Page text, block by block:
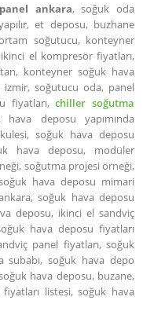
ankara, soğuk oda
et deposu, buzhane
soğutucu, konteyner
el kompresör fiyatları,
konteyner soğuk hava
soğutucu oda, panel
fiyatları,chiller soğutma
deposu yapımında
soğuk hava deposu
hava deposu, modüler
soğutma projesi örneği,
hava deposu mimari
soğuk hava deposu
deposu, ikinci el sandviç
hava deposu fiyatları
panel fiyatları, soğuk
subabı, soğuk hava depo
hava deposu, buzane,
listesi, soğuk hava